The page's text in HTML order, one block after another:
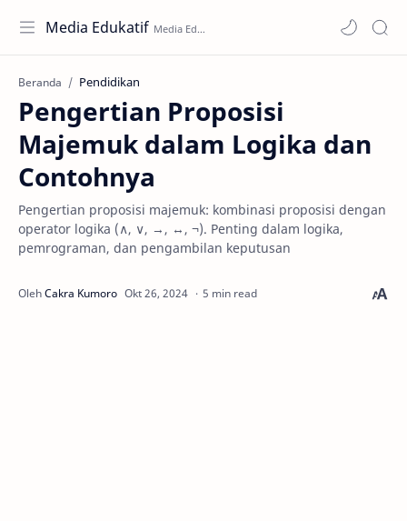
Media Edukatif
Beranda Pendidikan
Pengertian Proposisi
Majemuk dalam Logika dan
Contohnya
Pengertian proposisi majemuk: kombinasi proposisi dengan
operator logika (∧, ∨, →, ↔, ¬). Penting dalam logika,
pemrograman, dan pengambilan keputusan
5 min read